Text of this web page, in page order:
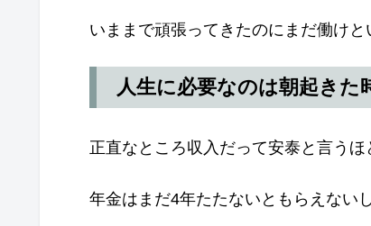
いままで頑張ってきたのにまだ働けと
人生に必要なのは朝起き
正直なところ収入だって安泰と言うほ
年金はまだ4年たたないともらえないし